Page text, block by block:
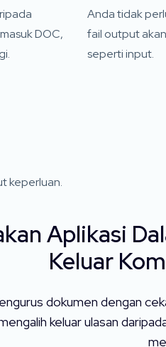
DOC,
Anda tidak
fail output
seperti input.
keperluan.
Aplikasi
Keluar
dokumen dengan
keluar ulasan